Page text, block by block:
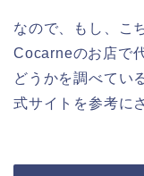
なので、もし、こ
Cocarneのお店で
どうかを調べてい
式サイトを参考に